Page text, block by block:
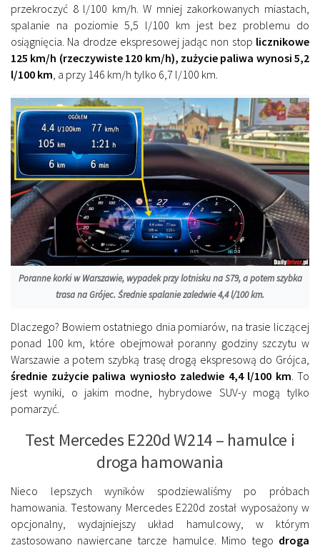
przekroczyć 8 l/100 km/h. W mniej zakorkowanych miastach,
spalanie na poziomie 5,5 l/100 km jest bez problemu do
osiągnięcia. Na drodze ekspresowej jadąc non stop licznikowe
125 km/h (rzeczywiste 120 km/h), zużycie paliwa wynosi 5,2
l/100 km , a przy 146 km/h tylko 6,7 l/100 km.
Poranne korki w Warszawie, wypadek przy lotnisku na S79, a potem szybka
trasa na Grójec. Średnie spalanie zaledwie 4,4 l/100 km.
Dlaczego? Bowiem ostatniego dnia pomiarów, na trasie liczącej
ponad 100 km, które obejmował poranny godziny szczytu w
Warszawie a potem szybką trasę drogą ekspresową do Grójca,
średnie zużycie paliwa wyniosło zaledwie 4,4 l/100 km . To
jest wyniki, o jakim modne, hybrydowe SUV-y mogą tylko
pomarzyć.
Test Mercedes E220d W214 – hamulce i
droga hamowania
Nieco lepszych wyników spodziewaliśmy po próbach
hamowania. Testowany Mercedes E220d został wyposażony w
opcjonalny, wydajniejszy układ hamulcowy, w którym
zastosowano nawiercane tarcze hamulce. Mimo tego droga